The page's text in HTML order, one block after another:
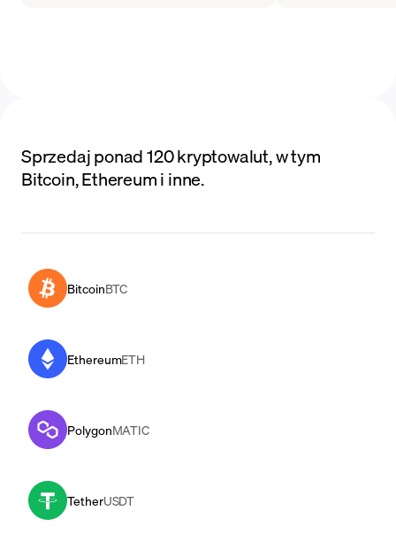
Sprzedaj ponad 120 kryptowalut, w tym
Bitcoin, Ethereum i inne.
BitcoinBTC
EthereumETH
PolygonMATIC
TetherUSDT